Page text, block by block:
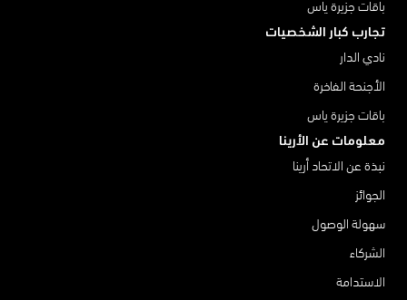
باقات جزيرة ياس
تجارب كبار الشخصيات
نادي الدار
الأجنحة الفاخرة
باقات جزيرة ياس
معلومات عن الأرينا
نبذة عن الاتحاد أرينا
الجوائز
سهولة الوصول
الشركاء
الاستدامة